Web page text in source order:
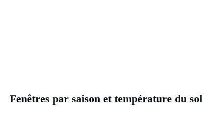
Fenêtres par saison et température du sol